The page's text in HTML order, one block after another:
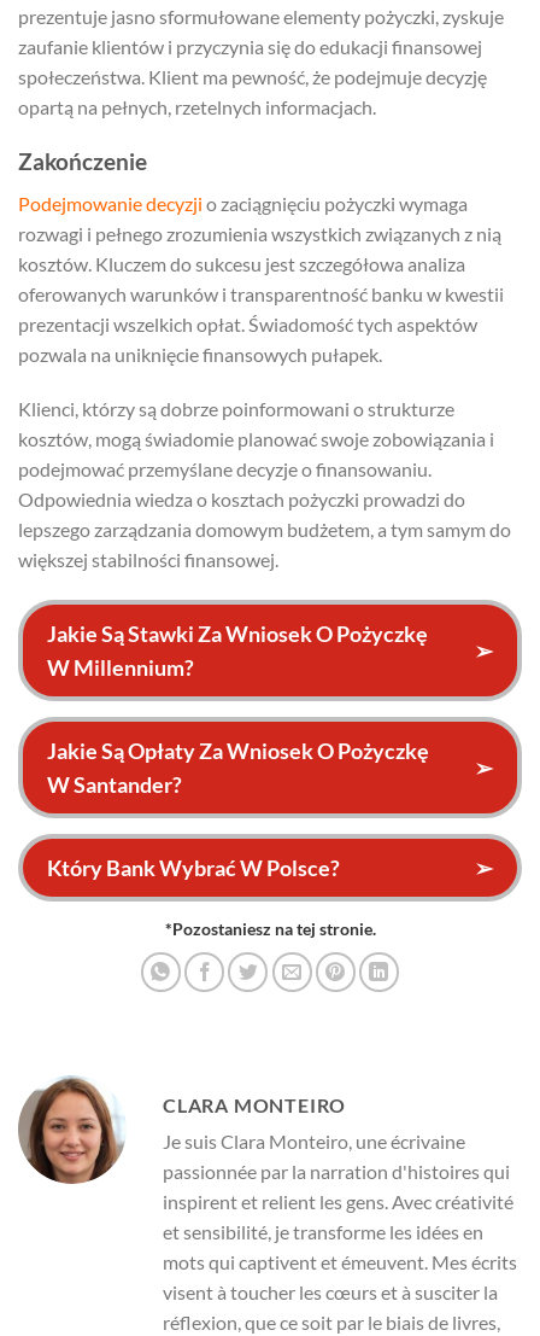
prezentuje jasno sformułowane elementy pożyczki, zyskuje
zaufanie klientów i przyczynia się do edukacji finansowej
społeczeństwa. Klient ma pewność, że podejmuje decyzję
opartą na pełnych, rzetelnych informacjach.
Zakończenie
Podejmowanie decyzji o zaciągnięciu pożyczki wymaga
rozwagi i pełnego zrozumienia wszystkich związanych z nią
kosztów. Kluczem do sukcesu jest szczegółowa analiza
oferowanych warunków i transparentność banku w kwestii
prezentacji wszelkich opłat. Świadomość tych aspektów
pozwala na uniknięcie finansowych pułapek.
Klienci, którzy są dobrze poinformowani o strukturze
kosztów, mogą świadomie planować swoje zobowiązania i
podejmować przemyślane decyzje o finansowaniu.
Odpowiednia wiedza o kosztach pożyczki prowadzi do
lepszego zarządzania domowym budżetem, a tym samym do
większej stabilności finansowej.
Jakie Są Stawki Za Wniosek O Pożyczkę
W Millennium?
➢
Jakie Są Opłaty Za Wniosek O Pożyczkę
W Santander?
➢
Który Bank Wybrać W Polsce? ➢
*Pozostaniesz na tej stronie.
CLARA MONTEIRO
Je suis Clara Monteiro, une écrivaine
passionnée par la narration d'histoires qui
inspirent et relient les gens. Avec créativité
et sensibilité, je transforme les idées en
mots qui captivent et émeuvent. Mes écrits
visent à toucher les cœurs et à susciter la
réflexion, que ce soit par le biais de livres,